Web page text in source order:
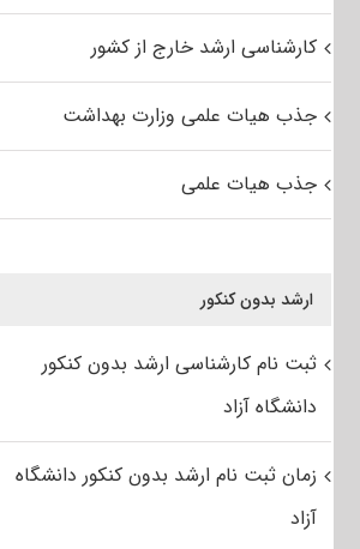
کارشناسی ارشد خارج از کشور
جذب هیات علمی وزارت بهداشت
جذب هیات علمی
ارشد بدون کنکور
ثبت نام کارشناسی ارشد بدون کنکور
دانشگاه آزاد
زمان ثبت نام ارشد بدون کنکور دانشگاه
آزاد